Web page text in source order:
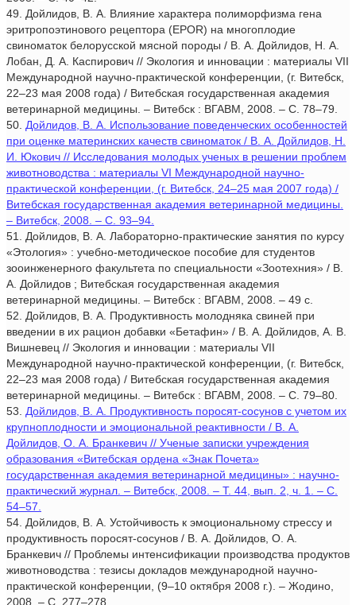
49. Дойлидов, В. А. Влияние характера полиморфизма гена
эритропоэтинового рецептора (EPOR) на многоплодие
свиноматок белорусской мясной породы / В. А. Дойлидов, Н. А.
Лобан, Д. А. Каспирович // Экология и инновации : материалы VII
Международной научно-практической конференции, (г. Витебск,
22–23 мая 2008 года) / Витебская государственная академия
ветеринарной медицины. – Витебск : ВГАВМ, 2008. – С. 78–79.
50. Дойлидов, В. А. Использование поведенческих особенностей
при оценке материнских качеств свиноматок / В. А. Дойлидов, Н.
И. Юкович // Исследования молодых ученых в решении проблем
животноводства : материалы VI Международной научно-
практической конференции, (г. Витебск, 24–25 мая 2007 года) /
Витебская государственная академия ветеринарной медицины.
– Витебск, 2008. – С. 93–94.
51. Дойлидов, В. А. Лабораторно-практические занятия по курсу
«Этология» : учебно-методическое пособие для студентов
зооинженерного факультета по специальности «Зоотехния» / В.
А. Дойлидов ; Витебская государственная академия
ветеринарной медицины. – Витебск : ВГАВМ, 2008. – 49 с.
52. Дойлидов, В. А. Продуктивность молодняка свиней при
введении в их рацион добавки «Бетафин» / В. А. Дойлидов, А. В.
Вишневец // Экология и инновации : материалы VII
Международной научно-практической конференции, (г. Витебск,
22–23 мая 2008 года) / Витебская государственная академия
ветеринарной медицины. – Витебск : ВГАВМ, 2008. – С. 79–80.
53. Дойлидов, В. А. Продуктивность поросят-сосунов с учетом их
крупноплодности и эмоциональной реактивности / В. А.
Дойлидов, О. А. Бранкевич // Ученые записки учреждения
образования «Витебская ордена «Знак Почета»
государственная академия ветеринарной медицины» : научно-
практический журнал. – Витебск, 2008. – Т. 44, вып. 2, ч. 1. – С.
54–57.
54. Дойлидов, В. А. Устойчивость к эмоциональному стрессу и
продуктивность поросят-сосунов / В. А. Дойлидов, О. А.
Бранкевич // Проблемы интенсификации производства продуктов
животноводства : тезисы докладов международной научно-
практической конференции, (9–10 октября 2008 г.). – Жодино,
2008. – С. 277–278.